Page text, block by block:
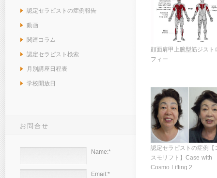
顔面肩甲上腕型筋ジスト
フィー
認定セラピストの症例【
スモリフト】Case with
Cosmo Lifting 2
認定セラピストの症例報告
動画
関連コラム
認定セラピスト検索
月別講座日程表
学校開放日
お問合せ
Name:*
Email:*